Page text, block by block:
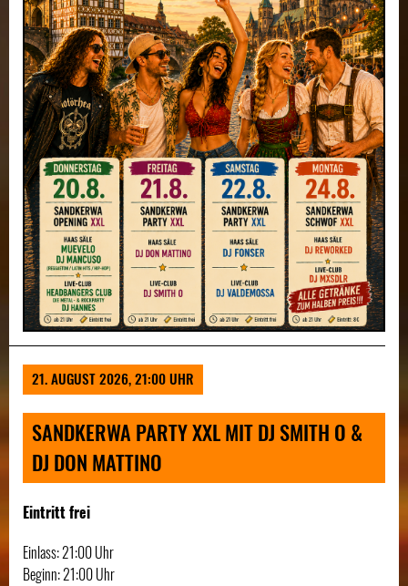
21. AUGUST 2026, 21:00 UHR
SANDKERWA PARTY XXL MIT DJ SMITH O &
DJ DON MATTINO
Eintritt frei
Einlass: 21:00 Uhr
Beginn: 21:00 Uhr